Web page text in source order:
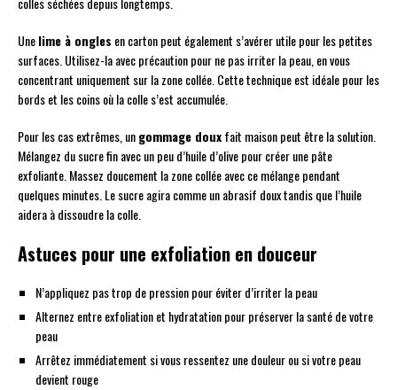
Unelime à ongles en carton peut également s’avérer utile pour les petites
surfaces. Utilisez-la avec précaution pour ne pas irriter la peau, en vous
concentrant uniquement sur la zone collée. Cette technique est idéale pour les
bords et les coins où la colle s’est accumulée.
Pour les cas extrêmes, ungommage douxfait maison peut être la solution.
Mélangez du sucre fin avec un peu d’huile d’olive pour créer une pâte
exfoliante. Massez doucement la zone collée avec ce mélange pendant
quelques minutes. Le sucre agira comme un abrasif doux tandis que l’huile
aidera à dissoudre la colle.
Astuces pour une exfoliation en douceur
N’appliquez pas trop de pression pour éviter d’irriter la peau
Alternez entre exfoliation et hydratation pour préserver la santé de votre
peau
Arrêtez immédiatement si vous ressentez une douleur ou si votre peau
devient rouge